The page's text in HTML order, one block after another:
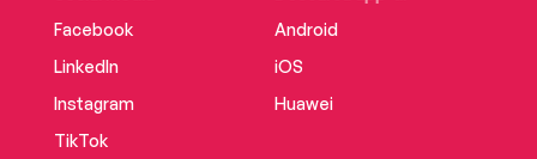
Facebook
LinkedIn
Instagram
TikTok
Android
iOS
Huawei